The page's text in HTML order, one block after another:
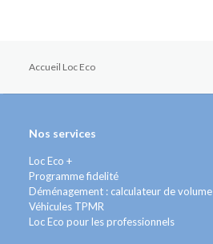
Accueil Loc Eco
Nos services
Loc Eco +
Programme fidelité
Déménagement : calculateur de volume
Véhicules TPMR
Loc Eco pour les professionnels